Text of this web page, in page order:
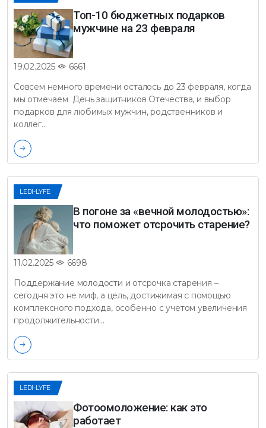
Топ-10 бюджетных подарков
мужчине на 23 февраля
19.02.2025
6661
Совсем немного времени осталось до 23 февраля, когда
мы отмечаем День защитников Отечества, и выбор
подарков для любимых мужчин, родственников и
коллег…
LEDI-LYFE
В погоне за «вечной молодостью»:
что поможет отсрочить старение?
11.02.2025
6698
Поддержание молодости и отсрочка старения –
сегодня это не миф, а цель, достижимая с помощью
комплексного подхода, особенно с учетом увеличения
продолжительности…
LEDI-LYFE
Фотоомоложение: как это
работает